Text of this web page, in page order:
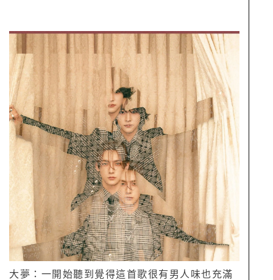
大夢：一開始聽到覺得這首歌很有男人味也充滿